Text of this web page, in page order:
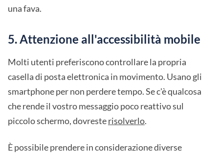
una fava.
5. Attenzione all'accessibilità mobile
Molti utenti preferiscono controllare la propria
casella di posta elettronica in movimento. Usano gli
smartphone per non perdere tempo. Se c'è qualcosa
che rende il vostro messaggio poco reattivo sul
piccolo schermo, dovresterisolverlo.
È possibile prendere in considerazione diverse